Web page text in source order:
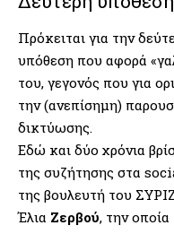
Πρόκειται για την
υπόθεση που αφορά
του, γεγονός που για
την (ανεπίσημη)
δικτύωσης.
Εδώ και δύο χρόνια
της συζήτησης στα
της βουλευτή του
Έλια Ζερβού, την